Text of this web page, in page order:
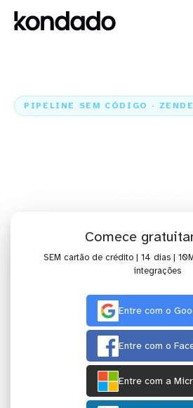
PIPELINE SEM CÓDIGO ·
Comece
SEM cartão de crédito | 14 dias |
integrações
Entre com o
Entre com o
Entre com a